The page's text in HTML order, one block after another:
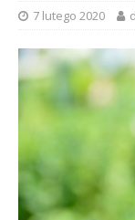
7 lutego 2020